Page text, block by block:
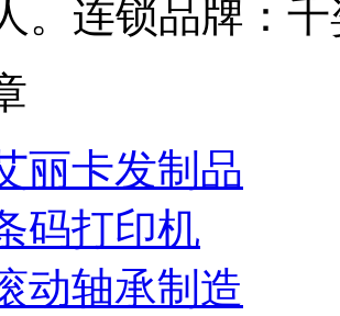
。连锁品牌：
丽卡发制品
码打印机
动轴承制造